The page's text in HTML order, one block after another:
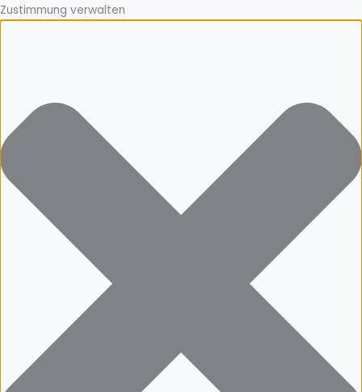
Zustimmung verwalten